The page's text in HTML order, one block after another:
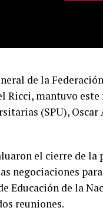
de la
Ricci, mantuvo
(SPU),
el cierre de la
negociaciones
Educación de la
reuniones.